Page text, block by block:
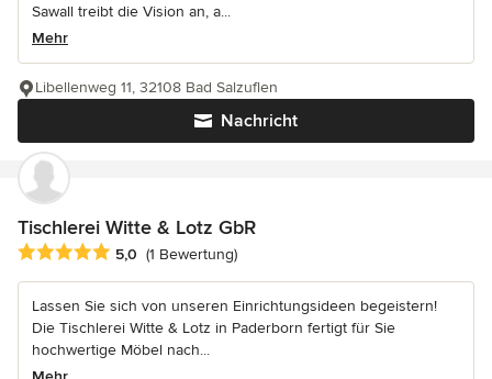
Sawall treibt die Vision an, a...
Mehr
Nachricht
Libellenweg 11, 32108 Bad Salzuflen
Tischlerei Witte & Lotz GbR
Durchschnittliche Bewertung: 5 von 5 Sternen
5,0 (1 Bewertung)
Lassen Sie sich von unseren Einrichtungsideen begeistern!
Die Tischlerei Witte & Lotz in Paderborn fertigt für Sie
hochwertige Möbel nach...